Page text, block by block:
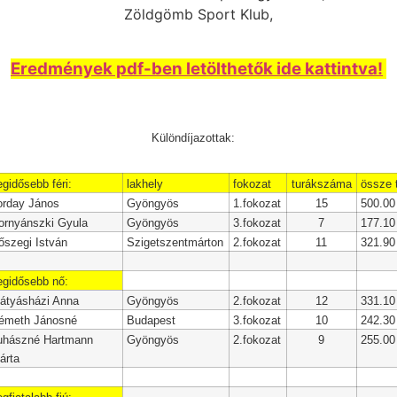
Zöldgömb Sport Klub,
Eredmények pdf-ben letölthetők ide kattintva!
Különdíjazottak:
féri: lakhely fokozat turákszáma össze
János Gyöngyös 1.fokozat 15 500.00
Gyula Gyöngyös 3.fokozat 7 177.10
István Szigetszentmárton 2.fokozat 11 321.90
nő:
Anna Gyöngyös 2.fokozat 12 331.10
Jánosné Budapest 3.fokozat 10 242.30
Hartmann
Gyöngyös 2.fokozat 9 255.00